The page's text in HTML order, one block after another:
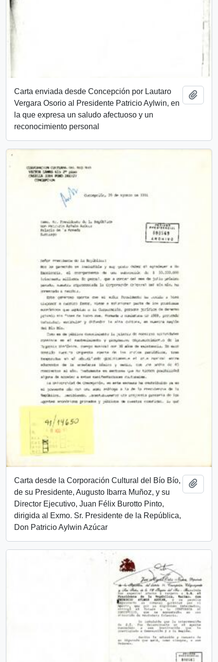
Carta enviada desde Concepción por Lautaro
Vergara Osorio al Presidente Patricio Aylwin, en
la que expresa un saludo afectuoso y un
reconocimiento personal
Carta desde la Corporación Cultural del Bío Bío,
de su Presidente, Augusto Ibarra Muñoz, y su
Director Ejecutivo, Juan Félix Burotto Pinto,
dirigida al Exmo. Sr. Presidente de la República,
Don Patricio Aylwin Azúcar